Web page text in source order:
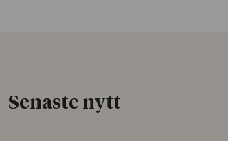
Senaste nytt